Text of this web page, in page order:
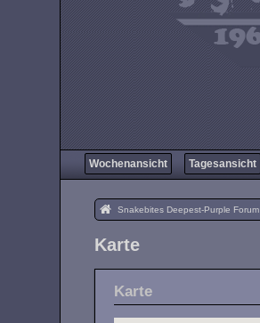
Wochenansicht Tagesansicht
Snakebites Deepest-Purple Forum
Karte
Karte